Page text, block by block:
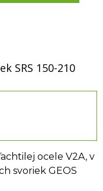
SRS 150-210
ocele V2A, v
svoriek GEOS